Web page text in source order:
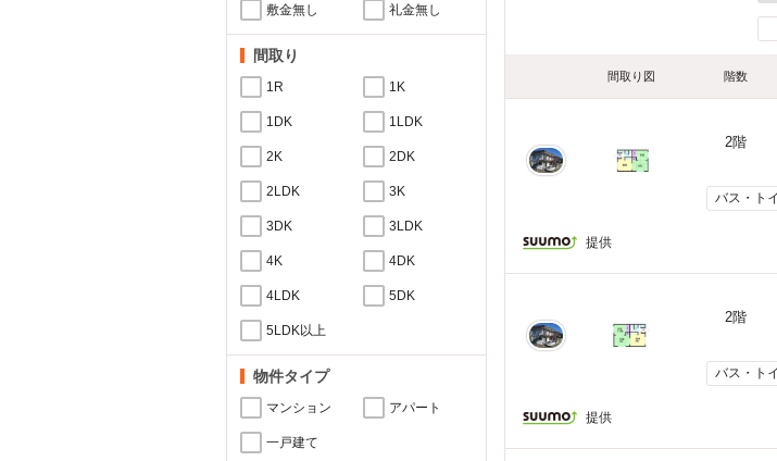
敷金無し 礼金無し
間取り
1R 1K
1DK 1LDK
2K 2DK
2LDK 3K
3DK 3LDK
4K 4DK
4LDK 5DK
5LDK以上
物件タイプ
マンション アパート
一戸建て
間取り図 階数
2階
バス・ト
提供
2階
バス・ト
提供